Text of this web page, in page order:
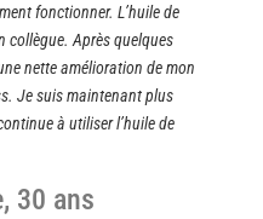
fonctionner. L’huile de
collègue. Après quelques
nette amélioration de mon
Je suis maintenant plus
à utiliser l’huile de
30 ans